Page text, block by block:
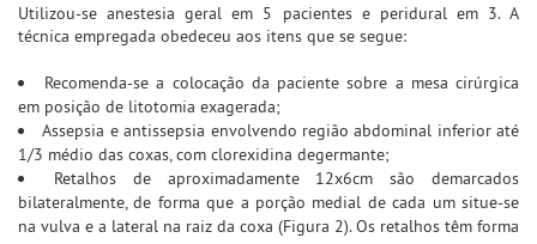
Utilizou-se anestesia geral em 5 pacientes e peridural em 3. A
técnica empregada obedeceu aos itens que se segue:
Recomenda-se a colocação da paciente sobre a mesa cirúrgica
em posição de litotomia exagerada;
Assepsia e antissepsia envolvendo região abdominal inferior até
1/3 médio das coxas, com clorexidina degermante;
Retalhos de aproximadamente 12x6cm são demarcados
bilateralmente, de forma que a porção medial de cada um situe-se
na vulva e a lateral na raiz da coxa (Figura 2). Os retalhos têm forma